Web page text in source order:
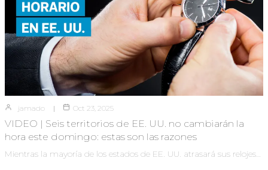
jamado Oct 23, 2025
VIDEO | Seis territorios de EE. UU. no cambiarán la
hora este domingo: estas son las razones
Mientras la mayoría de los estados de EE. UU. atrasará sus relojes…